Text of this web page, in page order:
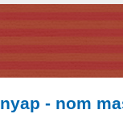
nyap - nom